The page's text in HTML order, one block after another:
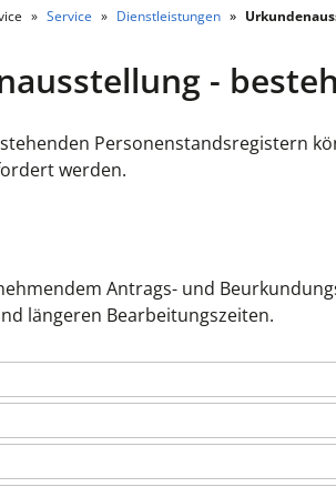
Service Dienstleistungen
-
Personenstandsregistern
werden.
Antrags- und
längeren Bearbeitungszeiten.